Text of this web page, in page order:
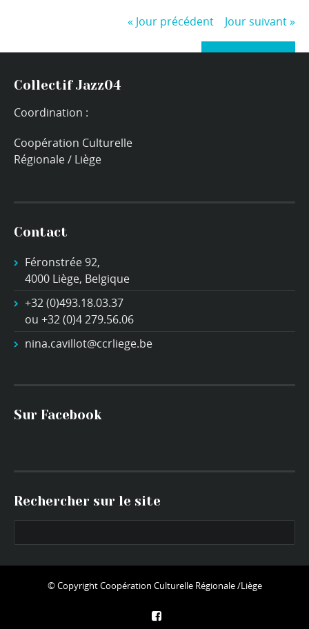
« Jour précédent Jour suivant»
Collectif Jazz04
Coordination :
Coopération Culturelle
Régionale / Liège
Contact
Féronstrée 92,
4000 Liège, Belgique
+32 (0)493.18.03.37
ou +32 (0)4 279.56.06
nina.cavillot@ccrliege.be
Sur Facebook
Rechercher sur le site
© CopyrightCoopération Culturelle Régionale /Liège